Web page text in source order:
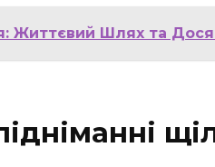
Життєвий Шлях та